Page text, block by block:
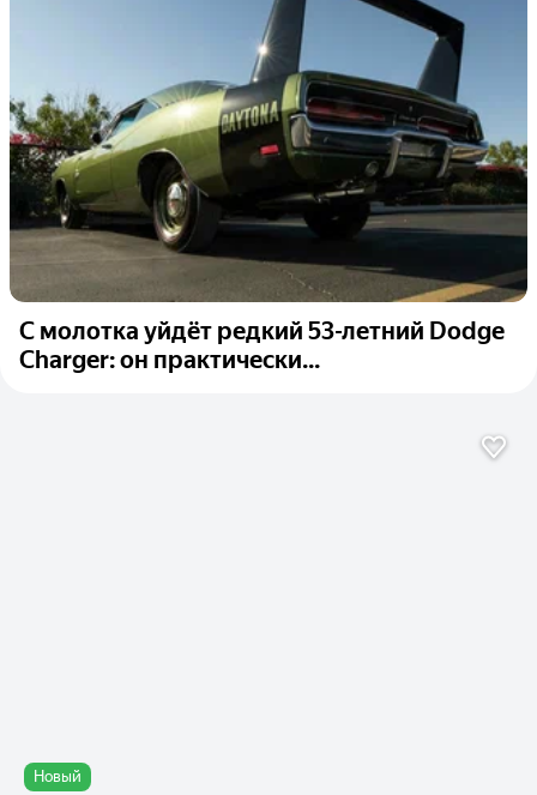
С молотка уйдёт редкий 53-летний Dodge
Charger: он практически...
Новый